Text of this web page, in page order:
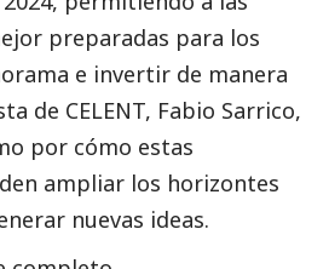
preparadas para los
e invertir de manera
de CELENT, Fabio Sarrico,
por cómo estas
ampliar los horizontes
nuevas ideas.